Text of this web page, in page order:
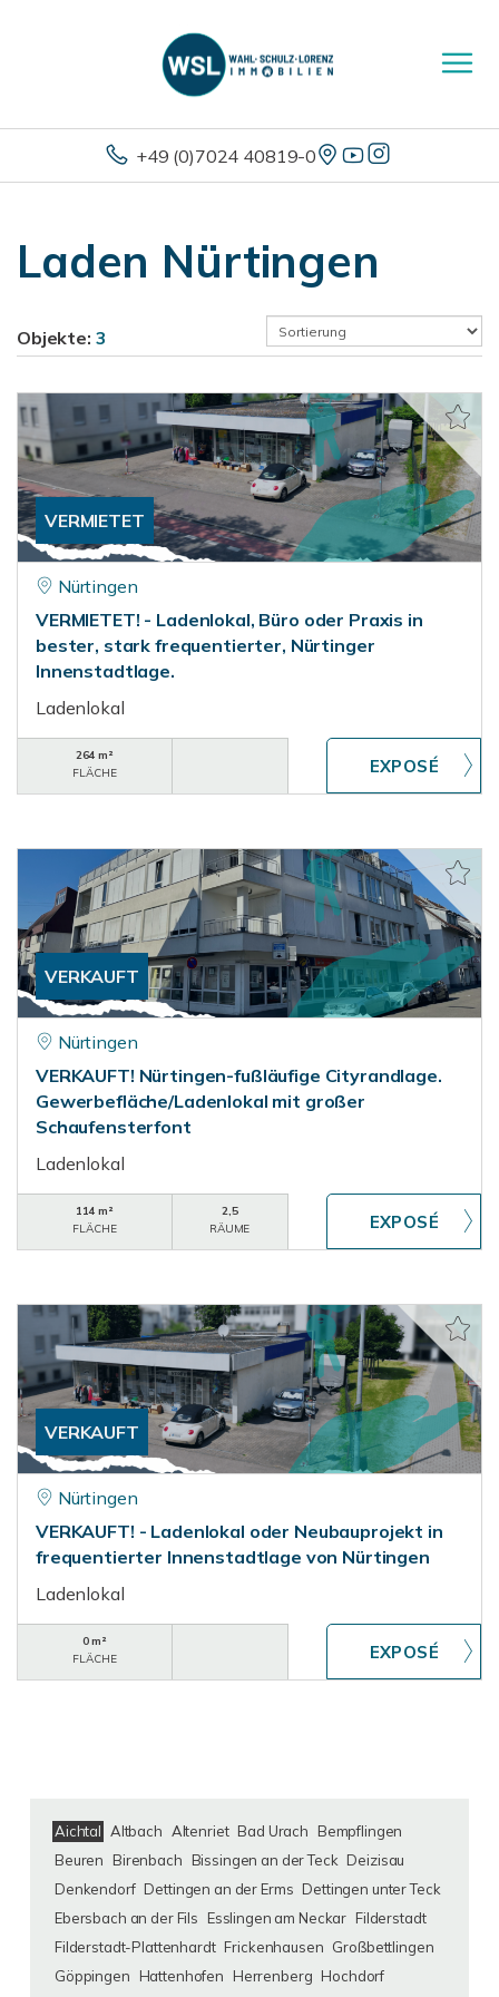
+49 (0)7024 40819-0
Laden Nürtingen
Objekte: 3
VERMIETET
Nürtingen
VERMIETET! - Ladenlokal, Büro oder Praxis in
bester, stark frequentierter, Nürtinger
Innenstadtlage.
Ladenlokal
264 m²
FLÄCHE
VERKAUFT
Nürtingen
VERKAUFT! Nürtingen-fußläufige Cityrandlage.
Gewerbefläche/Ladenlokal mit großer
Schaufensterfont
Ladenlokal
114 m²
FLÄCHE
2,5
RÄUME
VERKAUFT
Nürtingen
VERKAUFT! - Ladenlokal oder Neubauprojekt in
frequentierter Innenstadtlage von Nürtingen
Ladenlokal
0 m²
FLÄCHE
Aichtal Altbach Altenriet Bad Urach
Bempflingen
Beuren
Birenbach Bissingen an der Teck Deizisau
Denkendorf Dettingen an der Erms Dettingen unter Teck
Ebersbach an der Fils
Esslingen am Neckar Filderstadt
Filderstadt-Plattenhardt Frickenhausen Großbettlingen
Göppingen
Hattenhofen Herrenberg Hochdorf